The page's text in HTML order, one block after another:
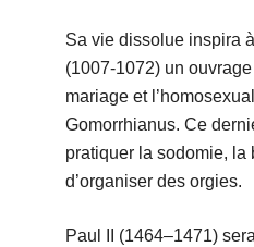
Sa vie dissolue inspira
(1007-1072) un
mariage et
Gomorrhianus. Ce
pratiquer la sodomie, la
d’organiser des orgies.
Paul II (1464–1471)